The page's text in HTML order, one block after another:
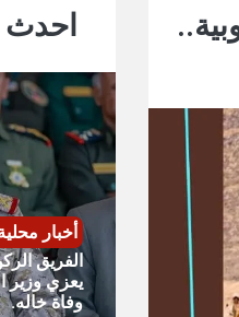
احدث
أخبار
الفريق
يعزي وزير
وفاة خاله.